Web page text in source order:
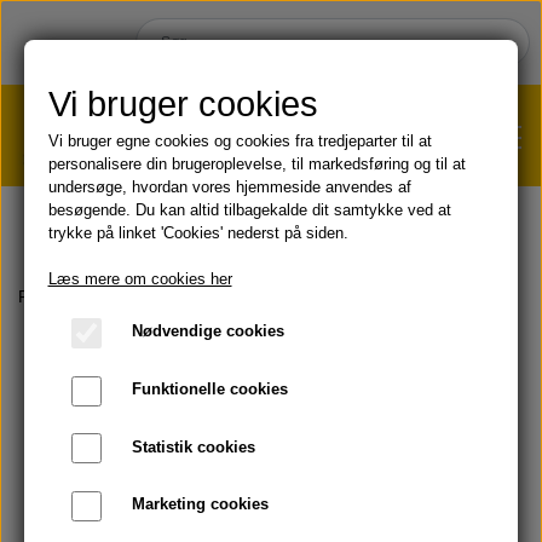
HJEM
Læbepomade
KOST & VELVÆRE
SOMMER & SOL 😎
VÆGTTAB?KLIK HER!
Forside
Vi bruger cookies
Vi bruger egne cookies og cookies fra tredjeparter til at
personalisere din brugeroplevelse, til markedsføring og til at
undersøge, hvordan vores hjemmeside anvendes af
besøgende. Du kan altid tilbagekalde dit samtykke ved at
trykke på linket 'Cookies' nederst på siden.
Læs mere om cookies her
Nødvendige cookies
Funktionelle cookies
Statistik cookies
Marketing cookies